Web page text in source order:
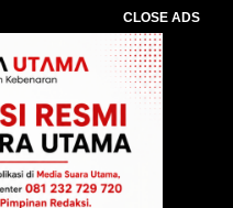
CLOSE ADS